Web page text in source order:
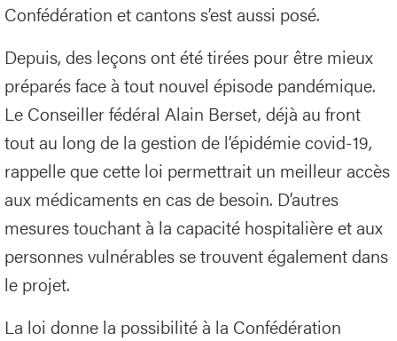
Confédération et cantons s’est aussi posé.
Depuis, des leçons ont été tirées pour être mieux
préparés face à tout nouvel épisode pandémique.
Le Conseiller fédéral Alain Berset, déjà au front
tout au long de la gestion de l’épidémie covid-19,
rappelle que cette loi permettrait un meilleur accès
aux médicaments en cas de besoin. D’autres
mesures touchant à la capacité hospitalière et aux
personnes vulnérables se trouvent également dans
le projet.
La loi donne la possibilité à la Confédération